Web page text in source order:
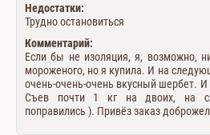
Недостатки:
Трудно остановиться
Комментарий:
Если бы не изоляция, я, возможно,
мороженого, но я купила. И на
очень-очень-очень вкусный шербет.
Съев почти 1 кг на двоих, на
поправились ). Привёз заказ